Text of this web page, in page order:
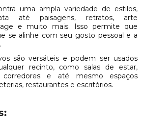
uma ampla variedade de estilos,
até paisagens, retratos, arte
e muito mais. Isso permite que
se alinhe com seu gosto pessoal e a
são versáteis e podem ser usados
recinto, como salas de estar,
corredores e até mesmo espaços
restaurantes e escritórios.